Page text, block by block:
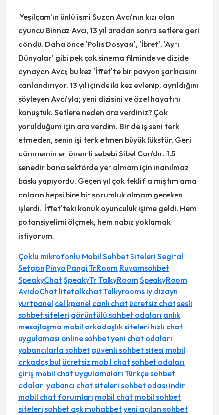
Yeşilçam'ın ünlü ismi Suzan Avcı'nın kızı olan
oyuncu Binnaz Avcı, 13 yıl aradan sonra setlere geri
döndü. Daha önce 'Polis Dosyası', 'İbret', 'Ayrı
Dünyalar' gibi pek çok sinema filminde ve dizide
oynayan Avcı; bu kez 'İffet'te bir pavyon şarkıcısını
canlandırıyor. 13 yıl içinde iki kez evlenip, ayrıldığını
söyleyen Avcı'yla; yeni dizisini ve özel hayatını
konuştuk. Setlere neden ara verdiniz? Çok
yorulduğum için ara verdim. Bir de iş seni terk
etmeden, senin işi terk etmen büyük lükstür. Geri
dönmemin en önemli sebebi Sibel Can'dır. 1.5
senedir bana sektörde yer almam için inanılmaz
baskı yapıyordu. Geçen yıl çok teklif almıştım ama
onların hepsi bire bir sorumluk almam gereken
işlerdi. 'İffet'teki konuk oyunculuk işime geldi. Hem
potansiyelimi ölçmek, hem nabız yoklamak
istiyorum.
Çoklu mikrofonlu Mobil Sohbet Siteleri Segital
Setgon Pinyo Pangi TrRoom Ruyamsohbet
SpeakyChatSpeakyTrTalkyRoom SpeakyRoom
AvidoChat lifetalkchatTalkyrooms iyidizayn
yurtpanel celikpanel canlı chat ücretsiz chatsesli
sohbet siteleri görüntülü sohbet odaları anlık
mesajlaşma mobil arkadaşlık siteleri hızlı chat
uygulaması online sohbetyeni chat odaları
yabancılarla sohbet güvenli sohbet sitesi mobil
arkadaş bul ücretsiz mobil chatsohbet odaları
giriş mobil chat uygulamaları Türkçe sohbet
odaları yabancı chat siteleri sohbet odası indir
mobil chat forumları mobil chat mobil sohbet
siteleri sohbet aşk muhabbetyeni açılan sohbet